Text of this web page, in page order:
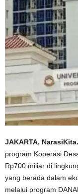
JAKARTA,
program Koperasi
Rp700 miliar di
yang berada dalam
melalui program